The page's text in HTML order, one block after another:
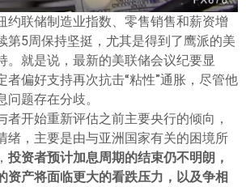
约联储制造业指数、零售销售和薪资增
第5周保持坚挺，尤其是得到了鹰派的美
。就是说，最新的美联储会议纪要显
者偏好支持再次抗击“粘性”通胀，尽管他
题存在分歧。
者开始重新评估之前主要央行的倾向，
绪，主要是由与亚洲国家有关的困境所
投资者预计加息周期的结束仍不明朗，
资产将面临更大的看跌压力，以及争相